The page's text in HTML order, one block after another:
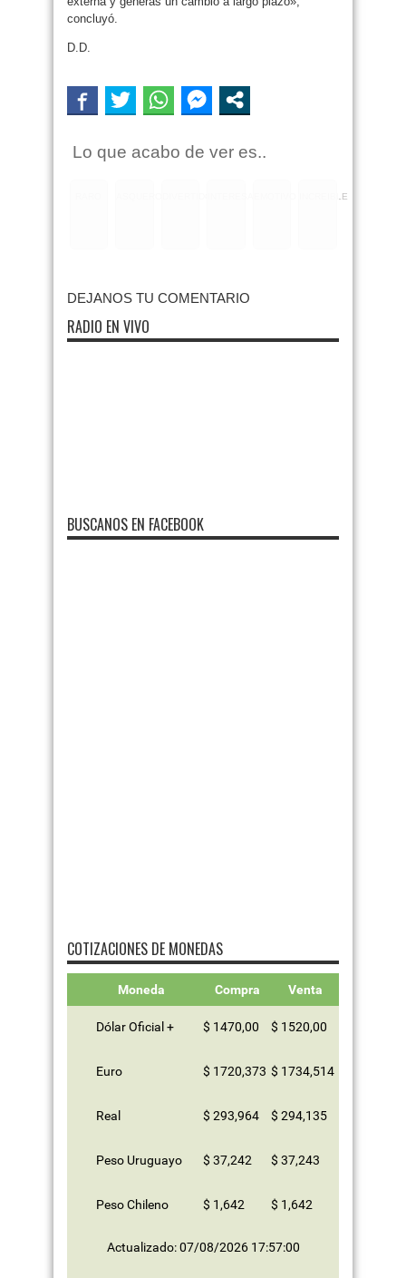
concluyó.
D.D.
Lo que acabo de ver es..
INCREIBLE
DEJANOS TU COMENTARIO
RADIO EN VIVO
BUSCANOS EN FACEBOOK
COTIZACIONES DE MONEDAS
Moneda Compra Venta
Dólar Oficial + $ 1470,00 $ 1520,00
Euro $ 1720,373 $ 1734,514
Real $ 293,964 $ 294,135
Peso Uruguayo $ 37,242 $ 37,243
Peso Chileno $ 1,642 $ 1,642
Actualizado: 07/08/2026 17:57:00